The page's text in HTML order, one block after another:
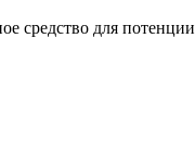
средство для потенции